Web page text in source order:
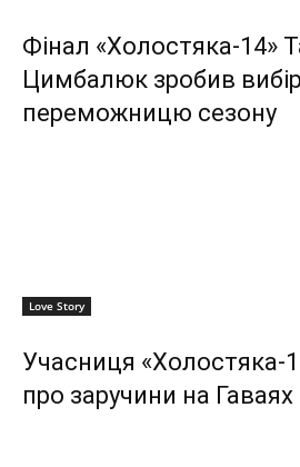
Фінал «Холостяка-14»
Цимбалюк зробив вибір
переможницю сезону
Love Story
Учасниця «Холостяка-
про заручини на Гаваях